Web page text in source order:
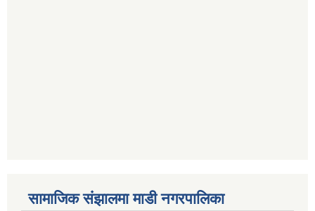
सामाजिक संझालमा माडी नगरपालिका